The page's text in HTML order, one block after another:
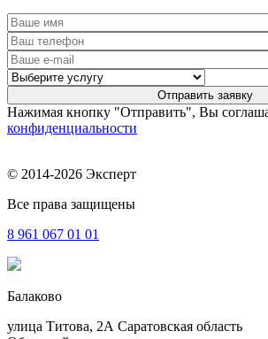
Нажимая кнопку "Отправить", Вы
конфиденциальности
© 2014-2026 Эксперт
Все права защищены
8 961 067 01 01
Балаково
улица Титова, 2А Саратовская область